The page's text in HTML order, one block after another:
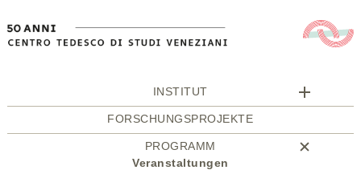
INSTITUT
FORSCHUNGSPROJEKTE
PROGRAMM
Veranstaltungen